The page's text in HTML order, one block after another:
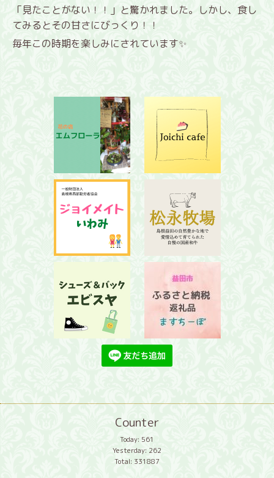
「見たことがない！！」と驚かれました。しかし、食し
てみるとその甘さにびっくり！！
毎年この時期を楽しみにされています✨
Counter
Today: 561
Yesterday: 262
Total: 331887